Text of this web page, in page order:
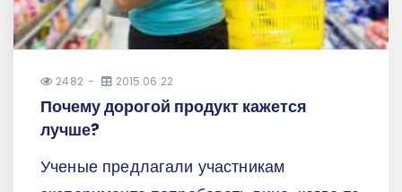
2482 2015.06.22
Почему дорогой продукт кажется
лучше?
Ученые предлагали участникам